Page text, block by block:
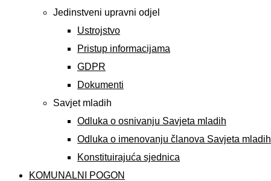
Jedinstveni upravni odjel
Ustrojstvo
Pristup informacijama
GDPR
Dokumenti
Savjet mladih
Odluka o osnivanju Savjeta mladih
Odluka o imenovanju članova Savjeta mladih
Konstituirajuća sjednica
KOMUNALNI POGON